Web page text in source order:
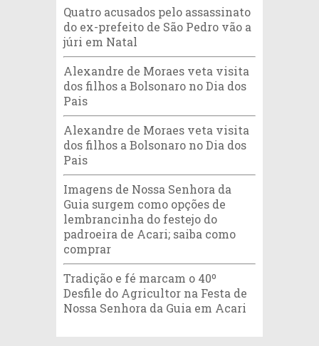
Quatro acusados pelo assassinato
do ex-prefeito de São Pedro vão a
júri em Natal
Alexandre de Moraes veta visita
dos filhos a Bolsonaro no Dia dos
Pais
Alexandre de Moraes veta visita
dos filhos a Bolsonaro no Dia dos
Pais
Imagens de Nossa Senhora da
Guia surgem como opções de
lembrancinha do festejo do
padroeira de Acari; saiba como
comprar
Tradição e fé marcam o 40º
Desfile do Agricultor na Festa de
Nossa Senhora da Guia em Acari